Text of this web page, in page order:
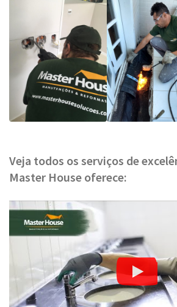
Veja todos os serviços de
Master House oferece: